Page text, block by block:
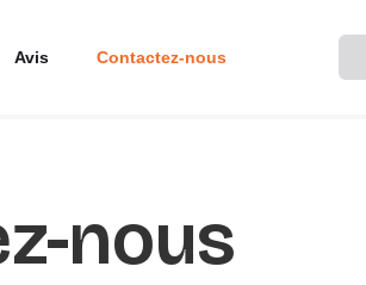
Avis Contactez-nous
nous